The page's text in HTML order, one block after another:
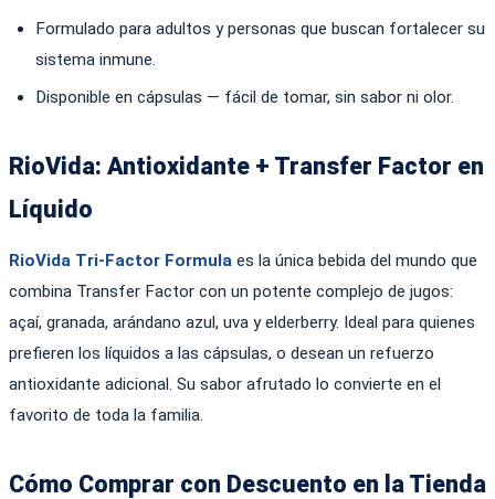
Formulado para adultos y personas que buscan fortalecer su
sistema inmune.
Disponible en cápsulas — fácil de tomar, sin sabor ni olor.
RioVida: Antioxidante + Transfer Factor en
Líquido
RioVida Tri-Factor Formula es la única bebida del mundo que
combina Transfer Factor con un potente complejo de jugos:
açaí, granada, arándano azul, uva y elderberry. Ideal para quienes
prefieren los líquidos a las cápsulas, o desean un refuerzo
antioxidante adicional. Su sabor afrutado lo convierte en el
favorito de toda la familia.
Cómo Comprar con Descuento en la Tienda